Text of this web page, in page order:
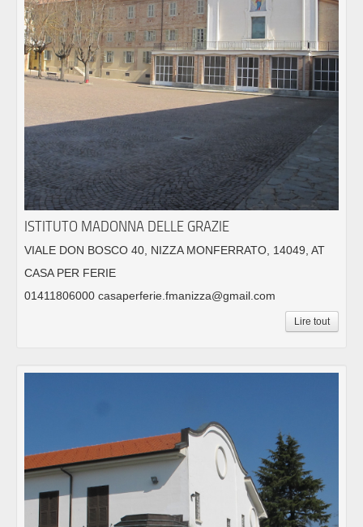
ISTITUTO MADONNA DELLE GRAZIE
VIALE DON BOSCO 40, NIZZA MONFERRATO, 14049, AT
CASA PER FERIE
01411806000 casaperferie.fmanizza@gmail.com
Lire tout